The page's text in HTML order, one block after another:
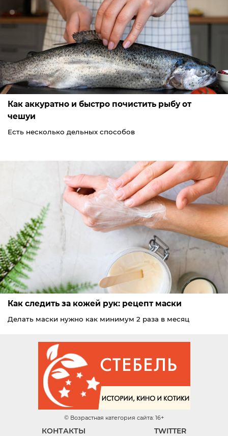
Как аккуратно и быстро почистить рыбу от
чешуи
Есть несколько дельных способов
Как следить за кожей рук: рецепт маски
Делать маски нужно как минимум 2 раза в месяц
© Возрастная категория сайта: 16+
КОНТАКТЫ TWITTER